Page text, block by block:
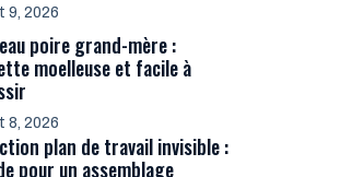
9, 2026
poire grand-mère :
moelleuse et facile à
8, 2026
plan de travail invisible :
pour un assemblage